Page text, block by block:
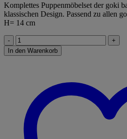
Komplettes Puppenmöbelset der goki
klassischen Design. Passend zu allen
H= 14 cm
Puppenmöbel
Badezimmer
Menge
In den Warenkorb